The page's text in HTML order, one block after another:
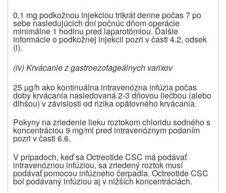
0,1 mg podkožnou injekciou trikrát denne počas 7 po
sebe nasledujúcich dní počnúc dňom operácie
minimálne 1 hodinu pred laparotómiou. Ďalšie
informácie o podkožnej injekcii pozri v časti 4.2, odsek
(i).
(iv) Krvácanie z gastroezofageálnych varixov
25 µg/h ako kontinuálna intravenózna infúzia počas
doby krvácania nasledovaná 2-3 dňovou liečbou (alebo
dlhšou) v závislosti od rizika opätovného krvácania.
Pokyny na zriedenie lieku roztokom chloridu sodného s
koncentráciou 9 mg/ml pred intravenóznym podaním
pozri v časti 6.6.
V prípadoch, keď sa Octreotide CSC má podávať
intravenóznou infúziou, sa zriedený roztok musí
podávať pomocou infúzneho čerpadla. Octreotide CSC
bol podávaný infúziou aj v nižších koncentráciách.